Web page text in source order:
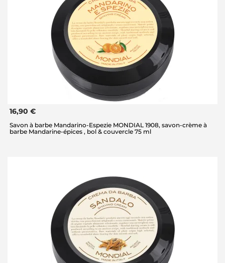
16,90 €
Savon à barbe Mandarino-Espezie MONDIAL 1908, savon-crème à
barbe Mandarine-épices , bol & couvercle 75 ml